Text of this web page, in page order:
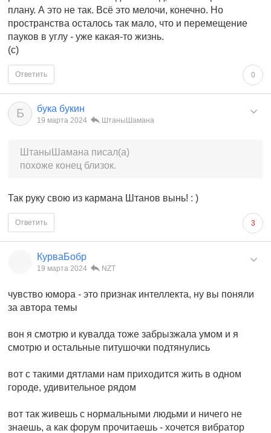
плану. А это не так. Всё это мелочи, конечно. Но
пространства осталось так мало, что и перемещение
пауков в углу - уже какая-то жизнь.
(с)
0
Ответить
Б бука букин
19 марта 2024 ШтаныШамана
ШтаныШамана писал(а)
похоже конец близок.
Так руку свою из кармана Штанов вынь! : )
3
Ответить
КурваБобр
19 марта 2024 NZT
чувство юмора - это признак интеллекта, ну вы поняли
за автора темы
вон я смотрю и кувалда тоже забрызжала умом и я
смотрю и остальные питушочки подтянулись
вот с такими дятлами нам приходится жить в одном
городе, удивительное рядом
вот так живешь с нормальными людьми и ничего не
знаешь, а как форум прочитаешь - хочется вибратор